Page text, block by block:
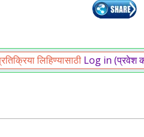
लिहिण्यासाठी Log in (प्रवेश